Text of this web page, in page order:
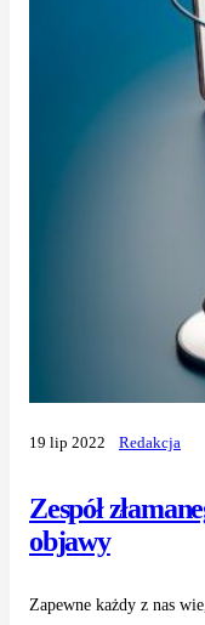
Zespół
objawy
19 lip 2022 Redakcja
Zapewne każdy z nas